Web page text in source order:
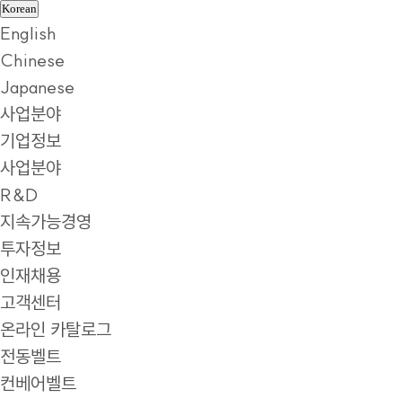
Korean
English
Chinese
Japanese
사업분야
기업정보
사업분야
R&D
지속가능경영
투자정보
인재채용
고객센터
온라인 카탈로그
전동벨트
컨베어벨트